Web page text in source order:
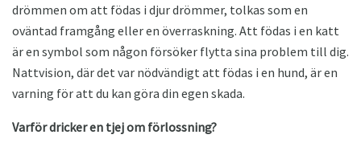
drömmen om att födas i djur drömmer, tolkas som en
oväntad framgång eller en överraskning. Att födas i en katt
är en symbol som någon försöker flytta sina problem till dig.
Nattvision, där det var nödvändigt att födas i en hund, är en
varning för att du kan göra din egen skada.
Varför dricker en tjej om förlossning?